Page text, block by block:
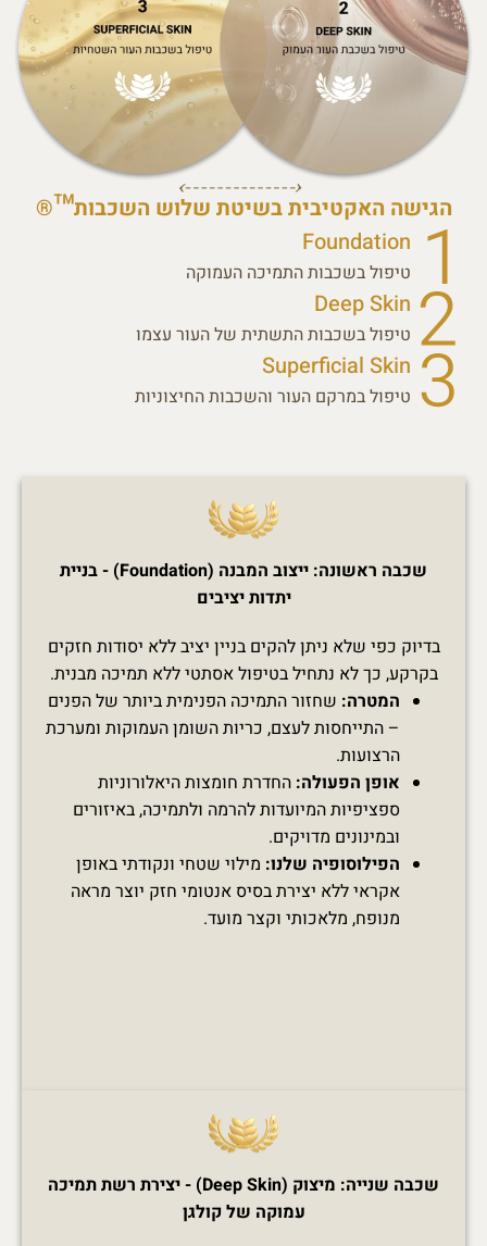
הגישה האקטיבית בשיטת שלוש השכבות™®
Foundation
טיפול בשכבות התמיכה העמוקה
Deep Skin
טיפול בשכבות התשתית של העור עצמו
Superficial Skin
טיפול במרקם העור והשכבות החיצוניות
שכבה ראשונה: ייצוב המבנה (Foundation) - בניית
יתדות יציבים
בדיוק כפי שלא ניתן להקים בניין יציב ללא יסודות חזקים
בקרקע, כך לא נתחיל בטיפול אסתטי ללא תמיכה מבנית.
המטרה: שחזור התמיכה הפנימית ביותר של הפנים
– התייחסות לעצם, כריות השומן העמוקות ומערכת
הרצועות.
אופן הפעולה: החדרת חומצות היאלורוניות
ספציפיות המיועדות להרמה ולתמיכה, באיזורים
ובמינונים מדויקים.
הפילוסופיה שלנו: מילוי שטחי ונקודתי באופן
אקראי ללא יצירת בסיס אנטומי חזק יוצר מראה
מנופח, מלאכותי וקצר מועד.
שכבה שנייה: מיצוק (Deep Skin) - יצירת רשת תמיכה
עמוקה של קולגן